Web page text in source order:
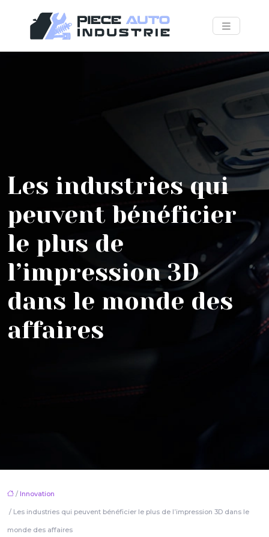
Les industries qui
peuvent bénéficier
le plus de
l’impression 3D
dans le monde des
affaires
/ Innovation
/ Les industries qui peuvent bénéficier le plus de l’impression 3D dans le
monde des affaires